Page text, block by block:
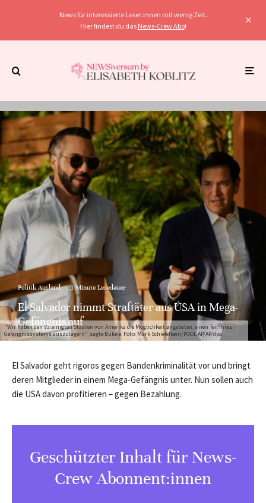
News für interessierte Leser:innen mit wenig Zeit.
Hier findest du das News-Crew Abo!
"Wir haben den Vereinigten Staaten von Amerika die Möglichkeit angeboten, einen Teil ihres
Gefängnissystems auszulagern", sagte Bukele. Foto: Mark Schiefelbein/POOL AP/AP/dpa
Politik Ausland · 1 Minute Lesedauer
El Salvador nimmt Straftäter aus USA in Mega-
Gefängnis auf
El Salvador geht rigoros gegen Bandenkriminalität vor und bringt
deren Mitglieder in einem Mega-Gefängnis unter. Nun sollen auch
die USA davon profitieren – gegen Bezahlung.
Geschützter Inhalt für News-
Crew Abonnent:innen